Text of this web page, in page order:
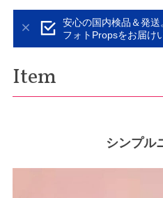
安心の国内検品＆発
フォトPropsをお届け
Item
シンプル